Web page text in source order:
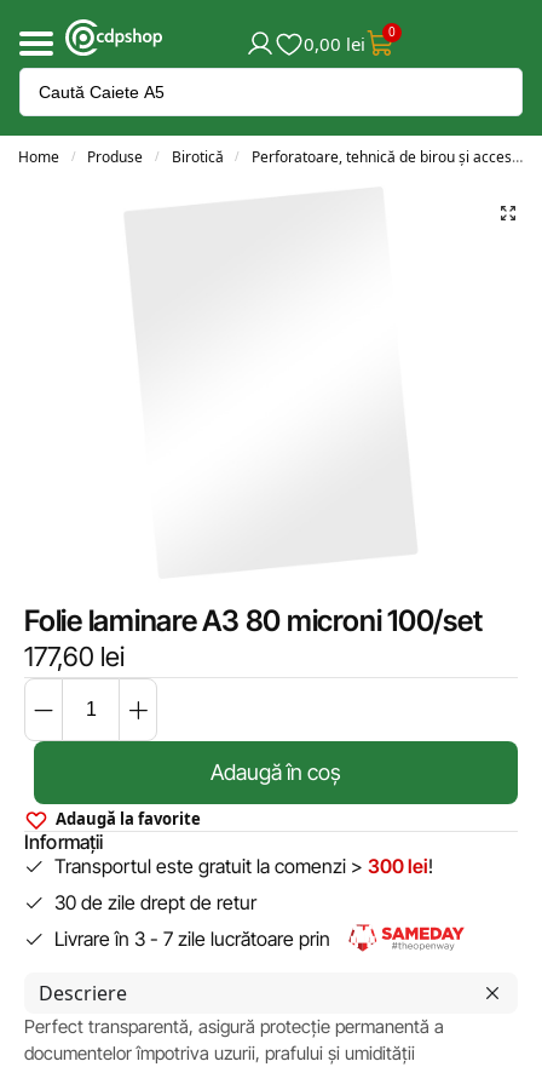
0,00 lei 0
Home / Produse / Birotică / Perforatoare, tehnică de birou și accesorii
Folie laminare A3 80 microni 100/set
177,60 lei
Adaugă în coș
Adaugă la favorite
Informații
Transportul este gratuit la comenzi > 300 lei!
30 de zile drept de retur
Livrare în 3 - 7 zile lucrătoare prin
Descriere
Perfect transparentă, asigură protecție permanentă a
documentelor împotriva uzurii, prafului și umidității